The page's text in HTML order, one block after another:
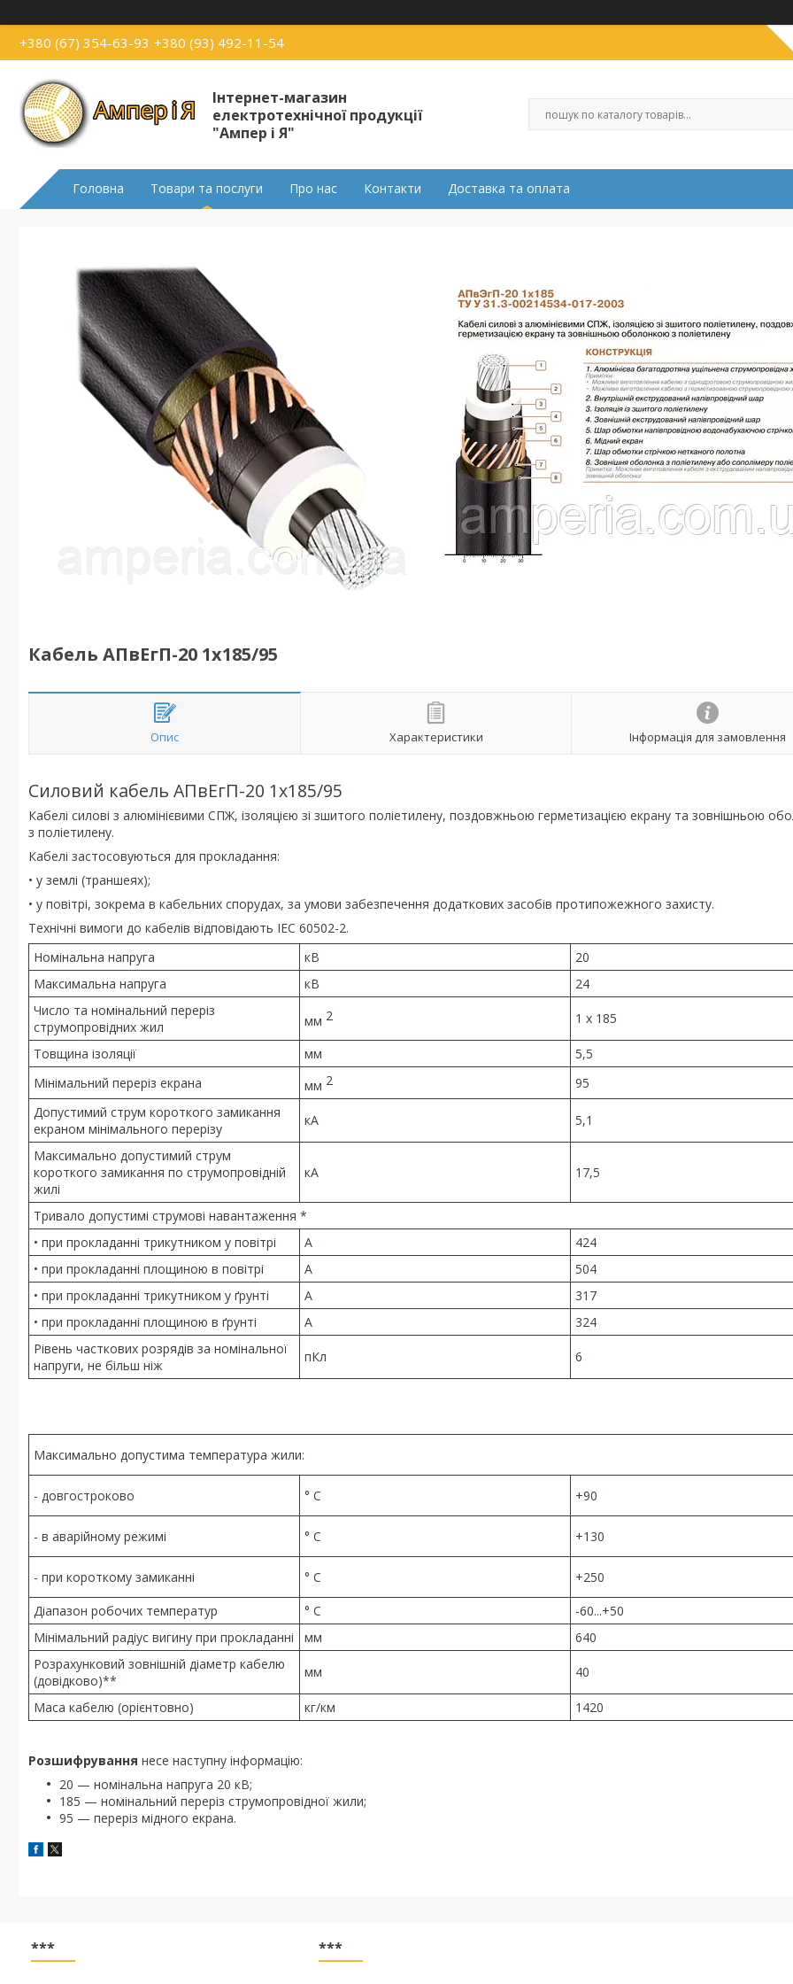
+380 (67) 354-63-93 +380 (93) 492-11-54
Інтернет-магазин
електротехнічної продукції
"Ампер і Я"
Головна Товари та послуги Про нас Контакти Доставка та оплата
Кабель АПвЕгП-20 1х185/95
Опис Характеристики Інформація для замовлення
Силовий кабель АПвЕгП-20 1х185/95
Кабелі силові з алюмінієвими СПЖ, ізоляцією зі зшитого поліетилену, поздовжньою герметизацією екрану та зовнішньою
з поліетилену.
Кабелі застосовуються для прокладання:
• у землі (траншеях);
• у повітрі, зокрема в кабельних спорудах, за умови забезпечення додаткових засобів протипожежного захисту.
Технічні вимоги до кабелів відповідають IEC 60502-2.
Номінальна напруга
кВ
20
Максимальна напруга
кВ
24
Число та номінальний переріз
струмопровідних жил
мм 2 1 x 185
Товщина ізоляції мм
5,5
Мінімальний переріз екрана
мм 2
95
Допустимий струм короткого замикання
екраном мінімального перерізу
кА 5,1
Максимально допустимий струм
короткого замикання по струмопровідній
жилі
кА 17,5
Тривало допустимі струмові навантаження *
• при прокладанні трикутником у повітрі
А
424
• при прокладанні площиною в повітрі
А
504
• при прокладанні трикутником у ґрунті
А
317
• при прокладанні площиною в ґрунті
А
324
Рівень часткових розрядів за номінальної
напруги, не більш ніж
пКл 6
Максимально допустима температура жили:
- довгостроково ° С +90
- в аварійному режимі ° С +130
- при короткому замиканні ° С
+250
Діапазон робочих температур
° С
-60...+50
Мінімальний радіус вигину при прокладанні
мм
640
Розрахунковий зовнішній діаметр кабелю
(довідково)**
мм 40
Маса кабелю (орієнтовно) кг/км 1420
Розшифрування несе наступну інформацію:
20 — номінальна напруга 20 кВ;
185 — номінальний переріз струмопровідної жили;
95 — переріз мідного екрана.
*** ***